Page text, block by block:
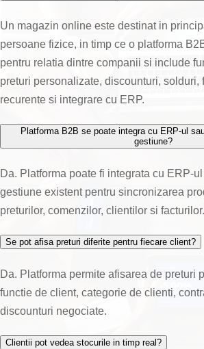
Un magazin online este destinat in
persoane fizice, in timp ce o platforma
pentru relatia dintre companii si include
preturi personalizate, discounturi, solduri,
recurente si integrare cu ERP.
Platforma B2B se poate integra cu ERP-ul
gestiune?
Da. Platforma poate fi integrata cu ERP-
gestiune existent pentru sincronizarea
preturilor, comenzilor, clientilor si facturilor.
Se pot afisa preturi diferite pentru fiecare client?
Da. Platforma permite afisarea de preturi
functie de client, categorie de clienti,
discounturi negociate.
Clientii pot vedea stocurile in timp real?